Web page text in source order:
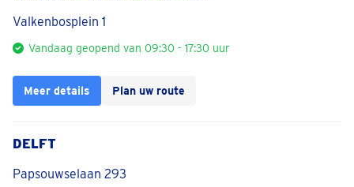
Valkenbosplein 1
Vandaag geopend van 09:30 - 17:30 uur
Meer details Plan uw route
DELFT
Papsouwselaan 293